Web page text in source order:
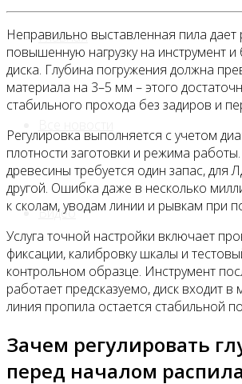
Главная
Видео
Неправильно выставленная пила дает
повышенную нагрузку на инструмент
диска. Глубина погружения должна
материала на 3–5 мм – этого
стабильного прохода без задиров и
Регулировка выполняется с учетом
плотности заготовки и режима
древесины требуется один запас, для
другой. Ошибка даже в несколько
к сколам, уводам линии и рывкам при
Услуга точной настройки включает
фиксации, калибровку шкалы и
контрольном образце. Инструмент
работает предсказуемо, диск входит в
линия пропила остается стабильной
Зачем регулировать
перед началом распила